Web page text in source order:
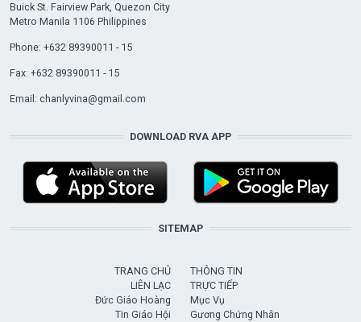
Buick St. Fairview Park, Quezon City
Metro Manila 1106 Philippines
Phone: +632 89390011 - 15
Fax: +632 89390011 - 15
Email: chanlyvina@gmail.com
DOWNLOAD RVA APP
SITEMAP
TRANG CHỦ
LIÊN LẠC
Đức Giáo Hoàng
Tin Giáo Hội
THÔNG TIN
TRỰC TIẾP
Mục Vụ
Gương Chứng Nhân